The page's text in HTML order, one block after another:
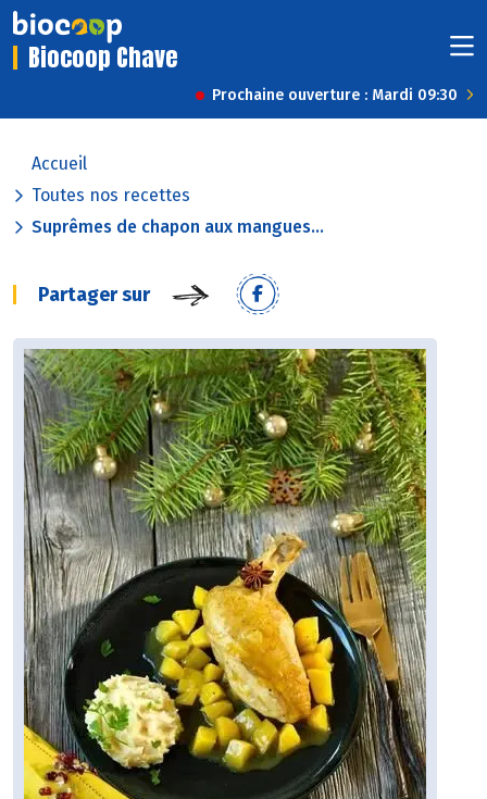
Biocoop Chave
Prochaine ouverture : Mardi 09:30
Accueil
Toutes nos recettes
Suprêmes de chapon aux mangues...
Partager sur